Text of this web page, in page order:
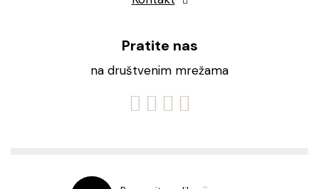
Pratite nas
na društvenim mrežama